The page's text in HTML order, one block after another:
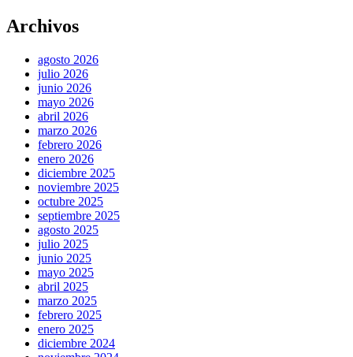
Archivos
agosto 2026
julio 2026
junio 2026
mayo 2026
abril 2026
marzo 2026
febrero 2026
enero 2026
diciembre 2025
noviembre 2025
octubre 2025
septiembre 2025
agosto 2025
julio 2025
junio 2025
mayo 2025
abril 2025
marzo 2025
febrero 2025
enero 2025
diciembre 2024